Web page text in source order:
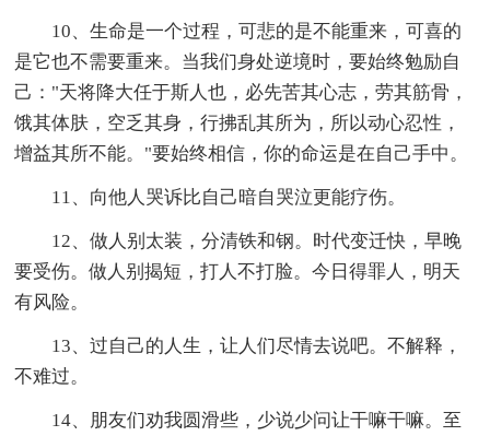
10、生命是一个过程，可悲的是不能重来，可喜的
是它也不需要重来。当我们身处逆境时，要始终勉励自
己："天将降大任于斯人也，必先苦其心志，劳其筋骨，
饿其体肤，空乏其身，行拂乱其所为，所以动心忍性，
增益其所不能。"要始终相信，你的命运是在自己手中。
11、向他人哭诉比自己暗自哭泣更能疗伤。
12、做人别太装，分清铁和钢。时代变迁快，早晚
要受伤。做人别揭短，打人不打脸。今日得罪人，明天
有风险。
13、过自己的人生，让人们尽情去说吧。不解释，
不难过。
14、朋友们劝我圆滑些，少说少问让干嘛干嘛。至